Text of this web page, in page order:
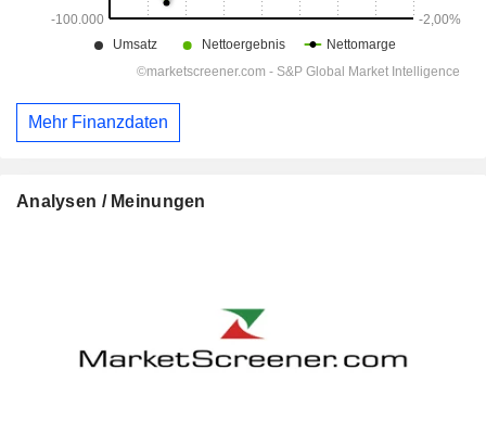
Mehr Finanzdaten
Analysen / Meinungen